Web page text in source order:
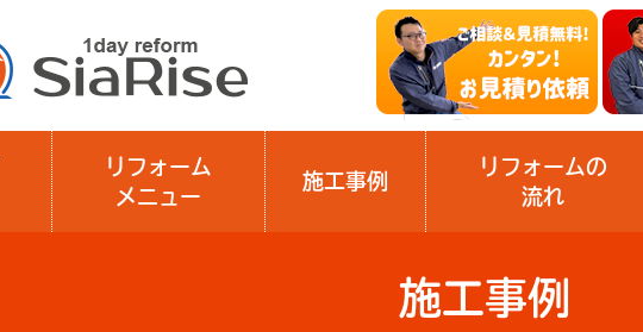
リフォーム
メニュー
施工事例
リフォームの
流れ
施工事例